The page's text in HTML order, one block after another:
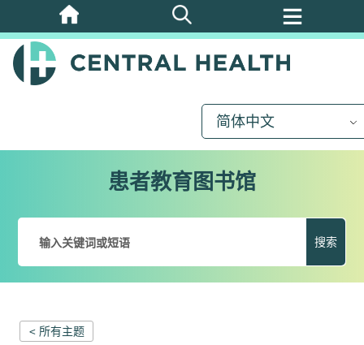
跳
至
主
简体中文
患者教育图书馆
搜索
< 所有主题